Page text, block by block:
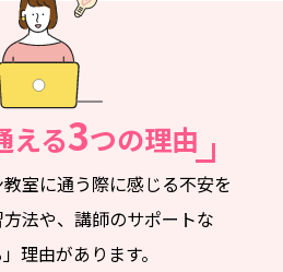
に申し込む
868-003
える3つの理由
室に通う際に感じる不安を
法や、講師のサポートな
理由があります。